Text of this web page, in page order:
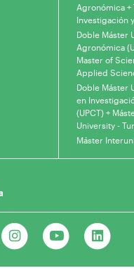
Agronómica +
Investigación
Doble Máster
Agronómica
Master of
Applied
Doble Máster
en
(UPCT) +
University -
Máster